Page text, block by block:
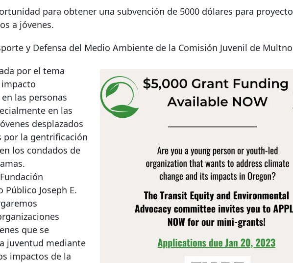
para obtener una subvención de 5000 dólares para
a jóvenes.
y Defensa del Medio Ambiente de la Comisión Juvenil de
por el tema
las personas
en las
desplazados
por la gentrificación
los condados de
Joseph E.
que se
juventud mediante
impactos de la